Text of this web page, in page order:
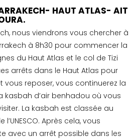
HAUT ATLAS- AIT
nous viendrons vous chercher à
à 8h30 pour commencer la
du Haut Atlas et le col de Tizi
arrêts dans le Haut Atlas pour
vous reposer, vous continuerez la
kasbah d’air benhadou où vous
La kasbah est classée au
Après cela, vous
avec un arrêt possible dans les